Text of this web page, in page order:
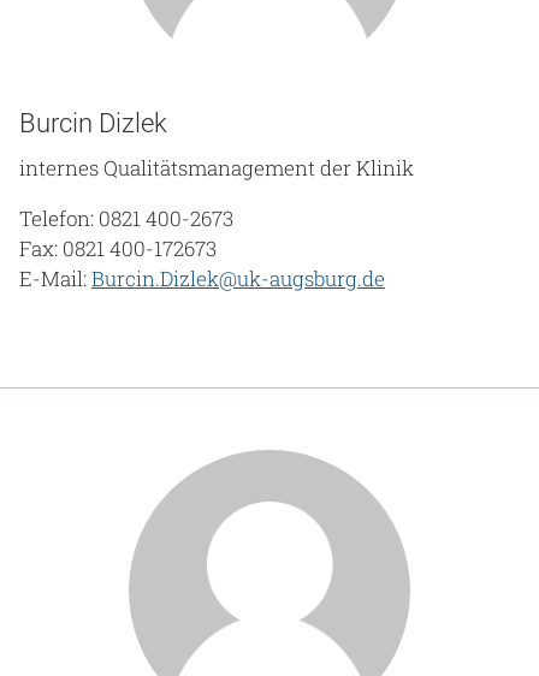
Burcin Dizlek
internes Qualitätsmanagement der Klinik
Telefon: 0821 400-2673
Fax: 0821 400-172673
E-Mail:Burcin.Dizlek@uk-augsburg.de